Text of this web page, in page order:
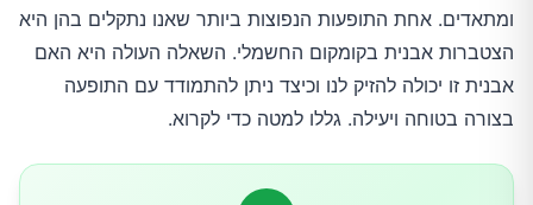
האם האבנית מזיקה לבריאותנו?
בעיות אפשריות אחרות:
ומתאדים. אחת התופעות הנפוצות ביותר שאנו נתקלים בהן היא
הצטברות אבנית בקומקום החשמלי. השאלה העולה היא האם
אבנית זו יכולה להזיק לנו וכיצד ניתן להתמודד עם התופעה
בצורה בטוחה ויעילה. גללו למטה כדי לקרוא.